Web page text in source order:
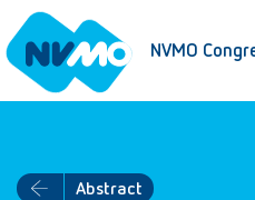
NVMO
Abstract